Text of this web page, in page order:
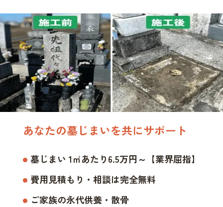
あなたの墓じまいを共にサポート
墓じまい 1㎡あたり6.5万円～【業界屈指】
費用見積もり・相談は完全無料
ご家族の永代供養・散骨